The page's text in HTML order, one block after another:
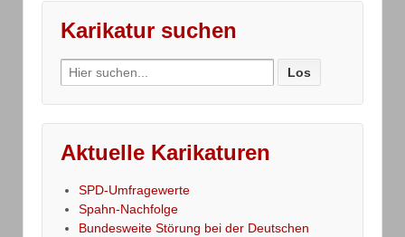
Karikatur suchen
Search
for:
Aktuelle Karikaturen
SPD-Umfragewerte
Spahn-Nachfolge
Bundesweite Störung bei der Deutschen